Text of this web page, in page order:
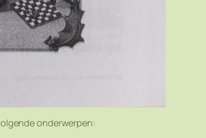
onderwerpen: